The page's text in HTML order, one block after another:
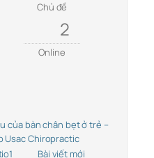
Chủ đề
2
Online
của bàn chân bẹt ở trẻ –
Usac Chiropractic
Bài viết mới